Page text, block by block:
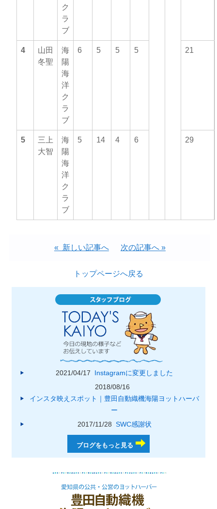
ク
ラ
ブ
4
山田
冬聖
海
陽
海
洋
ク
ラ
ブ
6 5 5 5 21
5
三上
大智
海
陽
海
洋
ク
ラ
ブ
5 14 4 6 29
« 新しい記事へ 次の記事へ »
トップページへ戻る
2021/04/17
Instagramに変更しました
2018/08/16
インスタ映えスポット｜豊田自動織機海陽ヨットハーバ
ー
2017/11/28 SWC感謝状
ブログをもっと見る